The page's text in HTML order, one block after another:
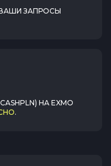
ЗАПРОСЫ
НА EXMO
.